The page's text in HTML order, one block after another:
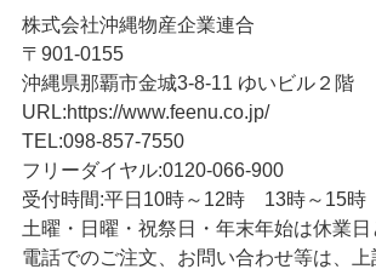
株式会社沖縄物産企業連合
〒901-0155
沖縄県那覇市金城3-8-11 ゆいビル２階
URL:https://www.feenu.co.jp/
TEL:098-857-7550
フリーダイヤル:0120-066-900
受付時間:平日10時～12時 13時～15時
土曜・日曜・祝祭日・年末年始は休業
電話でのご注文、お問い合わせ等は、